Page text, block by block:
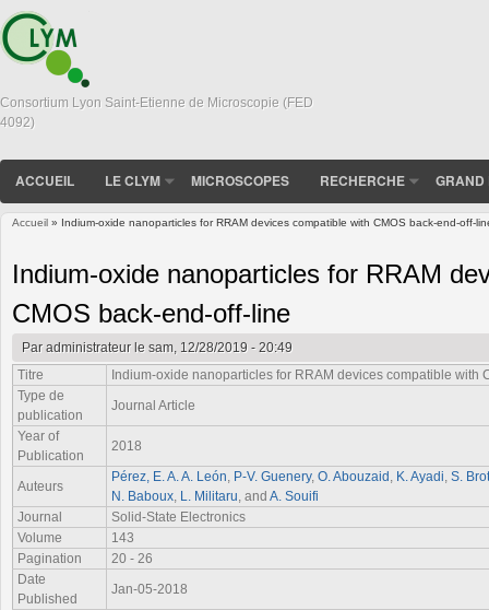
Consortium Lyon Saint-Etienne de Microscopie (FED
4092)
ACCUEIL LE CLYM MICROSCOPES RECHERCHE GRAND
Accueil » Indium-oxide nanoparticles for RRAM devices compatible with CMOS back-end-off-
Indium-oxide nanoparticles for RRAM
CMOS back-end-off-line
Paradministrateurle sam, 12/28/2019 - 20:49
Titre
Indium-oxide nanoparticles for RRAM devices compatible with
Type de
publication
Journal Article
Year of
Publication
2018
Auteurs
Pérez, E. A. A. León P-V. Guenery, O. Abouzaid K. Ayadi S.
N. Baboux L. Militaru , and A. Souifi
Journal
Solid-State Electronics
Volume
143
Pagination
20 - 26
Date
Published
Jan-05-2018